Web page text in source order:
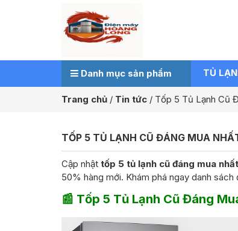
Danh mục sản phẩm TỦ
Trang chủ / Tin tức / Tốp 5 Tủ Lạnh Cũ
TỐP 5 TỦ LẠNH CŨ ĐÁNG MUA
Cập nhật tốp 5 tủ lạnh cũ đáng mua
50% hàng mới. Khám phá ngay danh
📰 Tốp 5 Tủ Lạnh Cũ Đáng